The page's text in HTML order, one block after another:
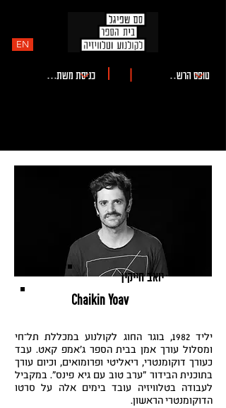
EN
יואב חייקין
Chaikin Yoav
יליד 1982, בוגר החוג לקולנוע במכללת תל־חי
ומסלול עורך אמן בבית הספר ג'אמפ קאט. עבד
כעורך דוקומנטרי, ריאליטי ופרומואים, וכיום עורך
בתוכנית הבידור "ערב טוב עם גיא פינס". במקביל
לעבודה בטלוויזיה עובד בימים אלה על סרטו
הדוקומנטרי הראשון.